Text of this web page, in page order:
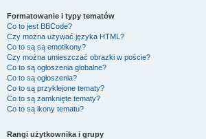
Formatowanie i typy tematów
Co to jest BBCode?
Czy można używać języka HTML?
Co to są są emotikony?
Czy można umieszczać obrazki w poście?
Co to są ogłoszenia globalne?
Co to są ogłoszenia?
Co to są przyklejone tematy?
Co to są zamknięte tematy?
Co to są ikony tematu?
Rangi użytkownika i grupy